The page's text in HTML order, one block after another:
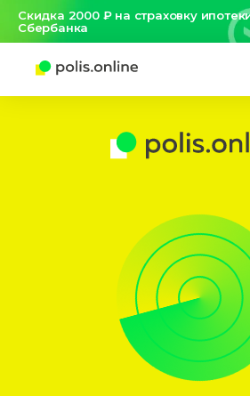
Скидка 2000 ₽ на страховку
Сбербанка